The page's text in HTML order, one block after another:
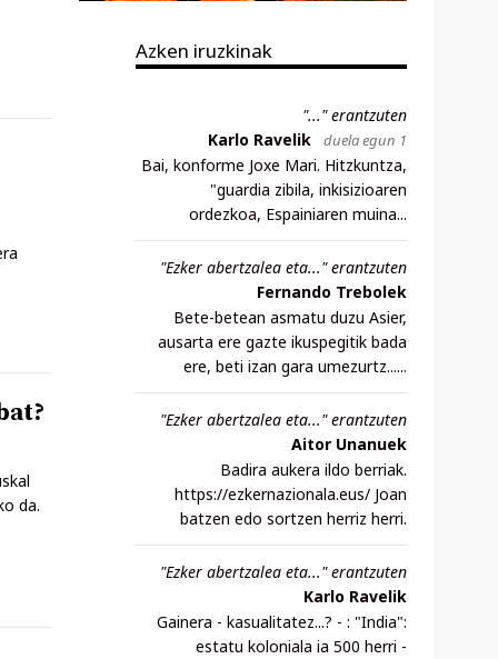
da.
Azken iruzkinak
"..." erantzuten
Karlo Ravelik
duela egun 1
Bai, konforme Joxe Mari. Hitzkuntza,
"guardia zibila, inkisizioaren
ordezkoa, Espainiaren muina...
"Ezker abertzalea eta..." erantzuten
Fernando Trebolek
Bete-betean asmatu duzu Asier,
ausarta ere gazte ikuspegitik bada
ere, beti izan gara umezurtz......
"Ezker abertzalea eta..." erantzuten
Aitor Unanuek
Badira aukera ildo berriak.
https://ezkernazionala.eus/ Joan
batzen edo sortzen herriz herri.
"Ezker abertzalea eta..." erantzuten
Karlo Ravelik
Gainera - kasualitatez...? - : "India":
estatu koloniala ia 500 herri -